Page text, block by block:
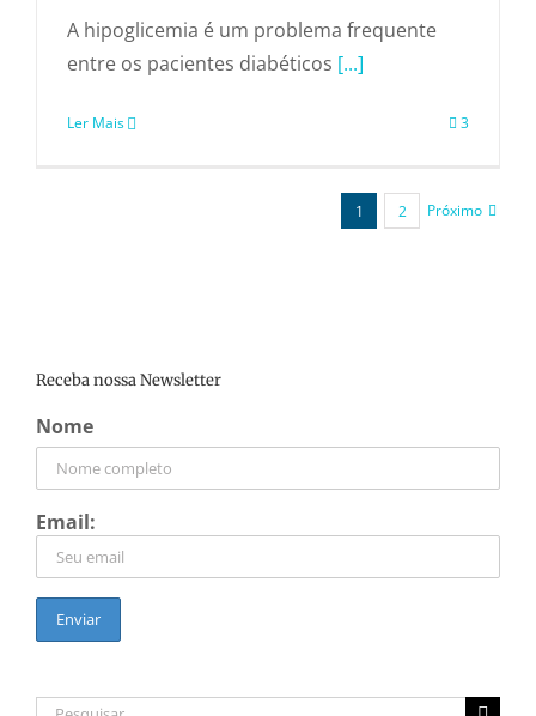
A hipoglicemia é um problema frequente
entre os pacientes diabéticos [...]
Ler Mais 3
1 2 Próximo
Receba nossa Newsletter
Nome
Email: